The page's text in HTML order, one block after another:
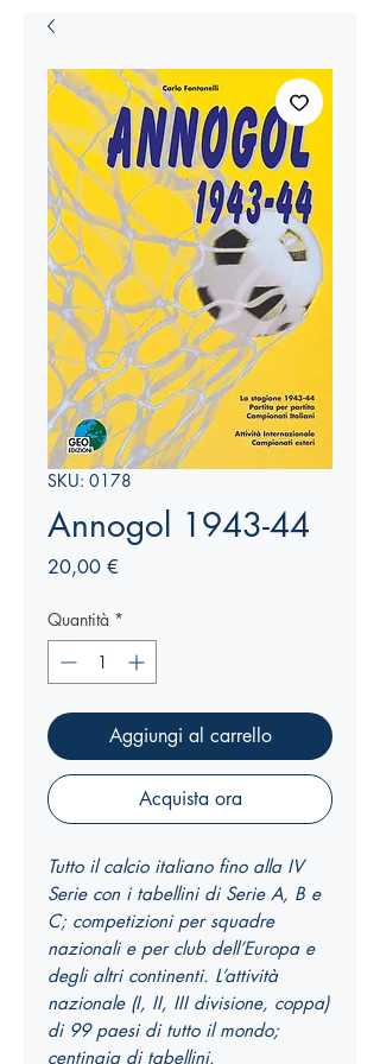
SKU: 0178
Annogol 1943-44
20,00 €
Quantità *
Aggiungi al carrello
Acquista ora
Tutto il calcio italiano fino alla IV
Serie con i tabellini di Serie A, B e
C; competizioni per squadre
nazionali e per club dell’Europa e
degli altri continenti. L’attività
nazionale (I, II, III divisione, coppa)
di 99 paesi di tutto il mondo;
centinaia di tabellini.